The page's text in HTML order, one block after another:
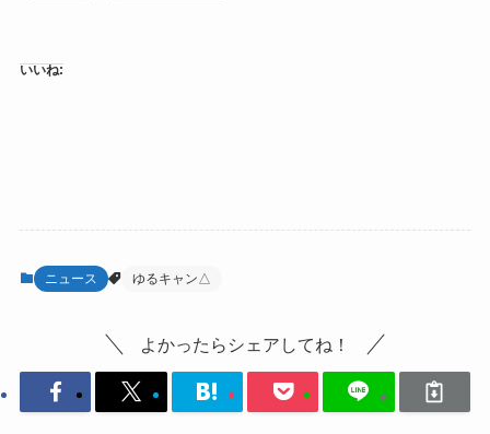
いいね:
ニュース ゆるキャン△
よかったらシェアしてね！